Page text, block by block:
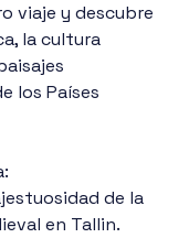
viaje y descubre
la cultura
los Países
de la
en Tallin.